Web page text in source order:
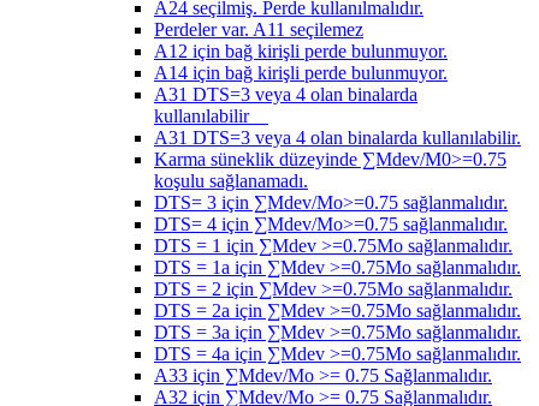
A24 seçilmiş. Perde kullanılmalıdır.
Perdeler var. A11 seçilemez
A12 için bağ kirişli perde bulunmuyor.
A14 için bağ kirişli perde bulunmuyor.
A31 DTS=3 veya 4 olan binalarda
kullanılabilir
A31 DTS=3 veya 4 olan binalarda kullanılabilir.
Karma süneklik düzeyinde ∑Mdev/M0>=0.75
koşulu sağlanamadı.
DTS= 3 için ∑Mdev/Mo>=0.75 sağlanmalıdır.
DTS= 4 için ∑Mdev/Mo>=0.75 sağlanmalıdır.
DTS = 1 için ∑Mdev >=0.75Mo sağlanmalıdır.
DTS = 1a için ∑Mdev >=0.75Mo sağlanmalıdır.
DTS = 2 için ∑Mdev >=0.75Mo sağlanmalıdır.
DTS = 2a için ∑Mdev >=0.75Mo sağlanmalıdır.
DTS = 3a için ∑Mdev >=0.75Mo sağlanmalıdır.
DTS = 4a için ∑Mdev >=0.75Mo sağlanmalıdır.
A33 için ∑Mdev/Mo >= 0.75 Sağlanmalıdır.
A32 için ∑Mdev/Mo >= 0.75 Sağlanmalıdır.